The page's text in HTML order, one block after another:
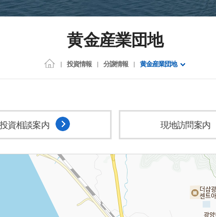
黄金産業団地
投資情報 分譲情報 黄金産業団地
資相談案内 現地訪問案内